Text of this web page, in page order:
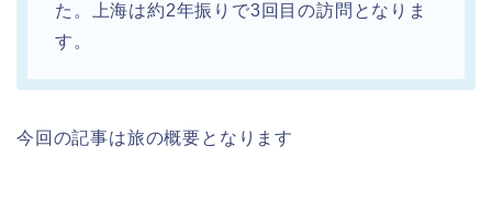
た。上海は約2年振りで3回目の訪問となりま
す。
今回の記事は旅の概要となります